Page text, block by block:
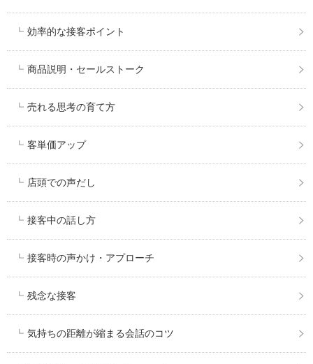
効率的な接客ポイント
商品説明・セールストーク
売れる思考の育て方
客単価アップ
店頭での声だし
接客中の話し方
接客時の声かけ・アプローチ
残念な接客
気持ちの距離が縮まる会話のコツ